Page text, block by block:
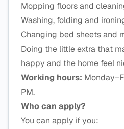
Mopping floors and
Washing, folding and
Changing bed sheets and
Doing the little extra that
happy and the home feel
Working hours:
PM.
Who can apply?
You can apply if you: